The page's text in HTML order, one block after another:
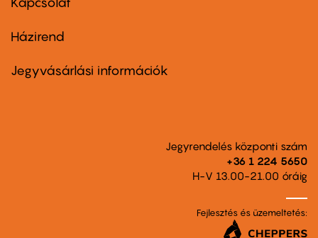
Footer
second
Házirend
Jegyvásárlási információk
Jegyrendelés központi szám
+36 1 224 5650
H-V 13.00-21.00 óráig
Fejlesztés és üzemeltetés: